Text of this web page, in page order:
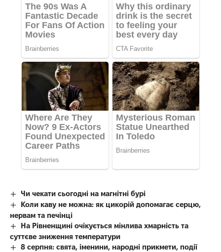
Чи чекати сьогодні на магнітні бурі
Коли каву не можна: як цикорій допомагає серцю,
нервам та печінці
На Рівненщині очікується мінлива хмарність та
суттєве зниження температури
8 серпня: свята, іменини, народні прикмети, події